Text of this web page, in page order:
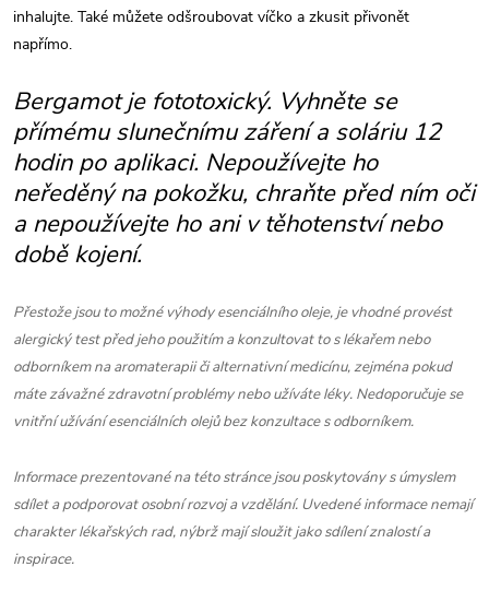
inhalujte. Také můžete odšroubovat víčko a zkusit přivonět
napřímo.
Bergamot je fototoxický. Vyhněte se
přímému slunečnímu záření a soláriu 12
hodin po aplikaci. Nepoužívejte ho
neředěný na pokožku, chraňte před ním oči
a nepoužívejte ho ani v těhotenství nebo
době kojení.
Přestože jsou to možné výhody esenciálního oleje, je vhodné provést
alergický test před jeho použitím a konzultovat to s lékařem nebo
odborníkem na aromaterapii či alternativní medicínu, zejména pokud
máte závažné zdravotní problémy nebo užíváte léky. Nedoporučuje se
vnitřní užívání esenciálních olejů bez konzultace s odborníkem.
Informace prezentované na této stránce jsou poskytovány s úmyslem
sdílet a podporovat osobní rozvoj a vzdělání. Uvedené informace nemají
charakter lékařských rad, nýbrž mají sloužit jako sdílení znalostí a
inspirace.